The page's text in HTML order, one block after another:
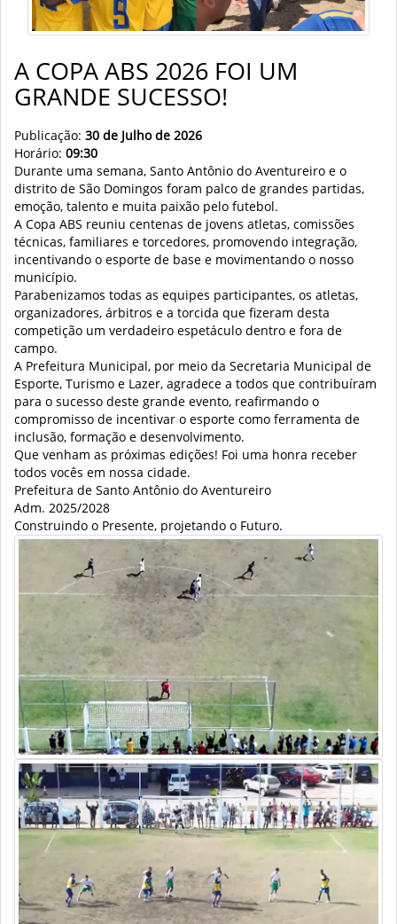
A COPA ABS 2026 FOI UM
GRANDE SUCESSO!
Publicação: 30 de Julho de 2026
Horário: 09:30
Durante uma semana, Santo Antônio do Aventureiro e o
distrito de São Domingos foram palco de grandes partidas,
emoção, talento e muita paixão pelo futebol.
A Copa ABS reuniu centenas de jovens atletas, comissões
técnicas, familiares e torcedores, promovendo integração,
incentivando o esporte de base e movimentando o nosso
município.
Parabenizamos todas as equipes participantes, os atletas,
organizadores, árbitros e a torcida que fizeram desta
competição um verdadeiro espetáculo dentro e fora de
campo.
A Prefeitura Municipal, por meio da Secretaria Municipal de
Esporte, Turismo e Lazer, agradece a todos que contribuíram
para o sucesso deste grande evento, reafirmando o
compromisso de incentivar o esporte como ferramenta de
inclusão, formação e desenvolvimento.
Que venham as próximas edições! Foi uma honra receber
todos vocês em nossa cidade.
Prefeitura de Santo Antônio do Aventureiro
Adm. 2025/2028
Construindo o Presente, projetando o Futuro.